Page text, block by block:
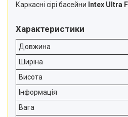
Каркасні сірі басейни Intex Ultra
Характеристики
Довжина
Ширіна
Висота
Інформація
Вага